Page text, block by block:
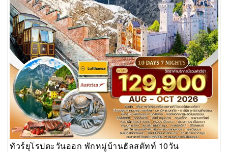
ทัวร์ยุโรปตะวันออก พักหมู่บ้านฮัลสตัทท์ 10วัน